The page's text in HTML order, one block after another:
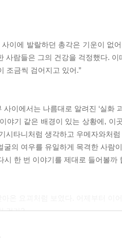
사이에 발랄하던 총각은 기운이 없
사람들은 그의 건강을 걱정했다.
조금씩 검어지고 있어.”
사이에서는 나름대로 알려진 ‘실화
야기 같은 배경이 있는 상황에, 이
시타니처럼 생각하고 우메자와처
굴의 여우를 유일하게 목격한 사람
시 한 번 이야기를 제대로 들어볼까
건가?
여우.